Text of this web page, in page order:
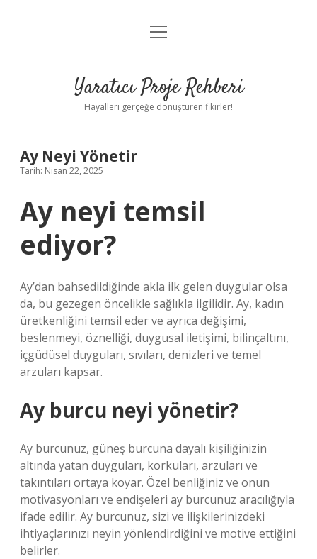
Anasayfa
Yasal Uyarı
menüyü
Yaratıcı Proje Rehberi
Hayalleri gerçeğe dönüştüren fikirler!
Ay Neyi Yönetir
Tarih: Nisan 22, 2025
Ay neyi temsil
ediyor?
Ay’dan bahsedildiğinde akla ilk gelen duygular olsa
da, bu gezegen öncelikle sağlıkla ilgilidir. Ay, kadın
üretkenliğini temsil eder ve ayrıca değişimi,
beslenmeyi, öznelliği, duygusal iletişimi, bilinçaltını,
içgüdüsel duyguları, sıvıları, denizleri ve temel
arzuları kapsar.
Ay burcu neyi yönetir?
Ay burcunuz, güneş burcuna dayalı kişiliğinizin
altında yatan duyguları, korkuları, arzuları ve
takıntıları ortaya koyar. Özel benliğiniz ve onun
motivasyonları ve endişeleri ay burcunuz aracılığıyla
ifade edilir. Ay burcunuz, sizi ve ilişkilerinizdeki
ihtiyaçlarınızı neyin yönlendirdiğini ve motive ettiğini
belirler.